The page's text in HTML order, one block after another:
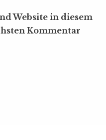
Website in diesem
Kommentar